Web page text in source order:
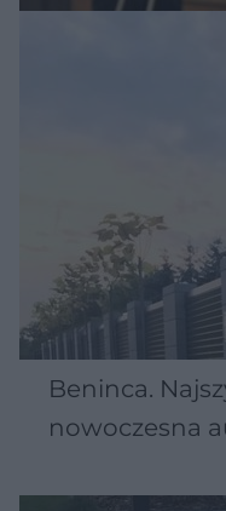
Beninca.
nowoczesna